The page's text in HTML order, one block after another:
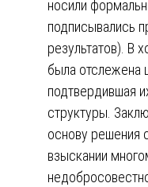
носили
подписывались
результатов). В
была отслежена
подтвердившая
структуры.
основу решения
взыскании